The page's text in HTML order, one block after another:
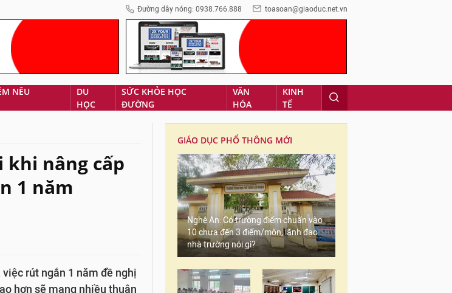
Đường dây nóng: 0938.766.888 toasoan@giaoduc.net.vn
NÊU
DU
HỌC
SỨC KHỎE HỌC
ĐƯỜNG
VĂN
HÓA
KINH
TẾ
nâng cấp
1 năm
rút ngắn 1 năm đề nghị
hơn sẽ mang nhiều thuận
GIÁO DỤC PHỔ THÔNG MỚI
Nghệ An: Có trường điểm chuẩn vào
10 chưa đến 3 điểm/môn, lãnh đạo
nhà trường nói gì?